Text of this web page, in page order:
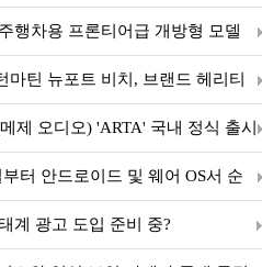
행차용 프론티어급 개방형 모델
능
마틴 뉴포트 비치, 브랜드 헤리티
’ 공개
제 오디오) 'ARTA' 국내 정식 출시
터 안드로이드 및 웨어 OS서 순
계 광고 도입 준비 중?